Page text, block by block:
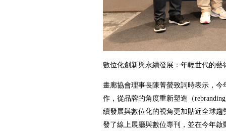
數位化創新與永續發展：年輕世代的藝
畫廊協會理事長陳菁螢致詞時表示，
作，從品牌的角度重新塑造（
續發展與數位化的視角更加貼近全球
發了線上展廳與數位專刊，並在今年